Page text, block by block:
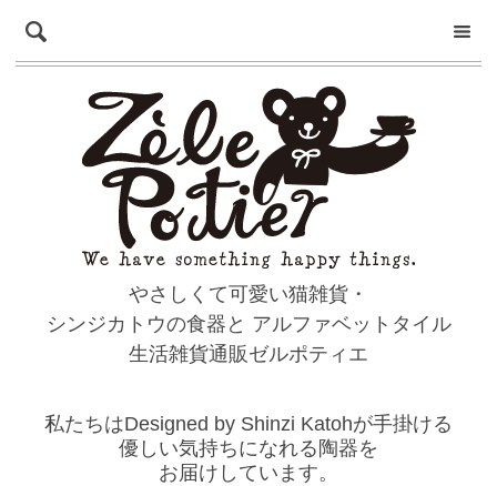
やさしくて可愛い猫雑貨・
シンジカトウの食器と アルファベットタイル
生活雑貨通販ゼルポティエ
私たちはDesigned by Shinzi Katohが手掛ける
優しい気持ちになれる陶器を
お届けしています。